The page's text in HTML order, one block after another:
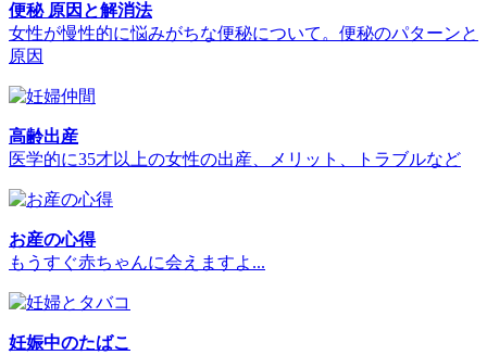
便秘 原因と解消法
女性が慢性的に悩みがちな便秘について。便秘のパターンと
原因
高齢出産
医学的に35才以上の女性の出産、メリット、トラブルなど
お産の心得
もうすぐ赤ちゃんに会えますよ...
妊娠中のたばこ